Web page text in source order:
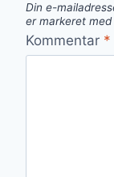
Din e-
er markeret med
Kommentar *